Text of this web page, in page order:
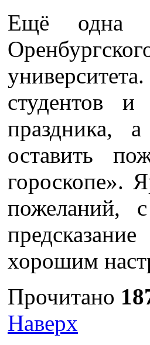
Ещё одна
студентов
праздника,
оставить
гороскопе».
пожеланий,
хорошим
Прочитано
Наверх